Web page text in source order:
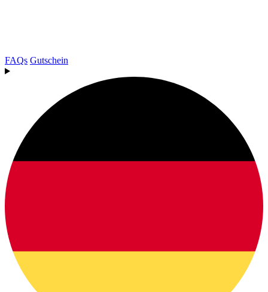
FAQs Gutschein